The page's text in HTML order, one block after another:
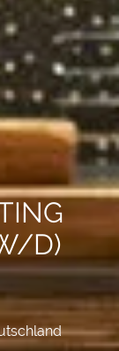
D)